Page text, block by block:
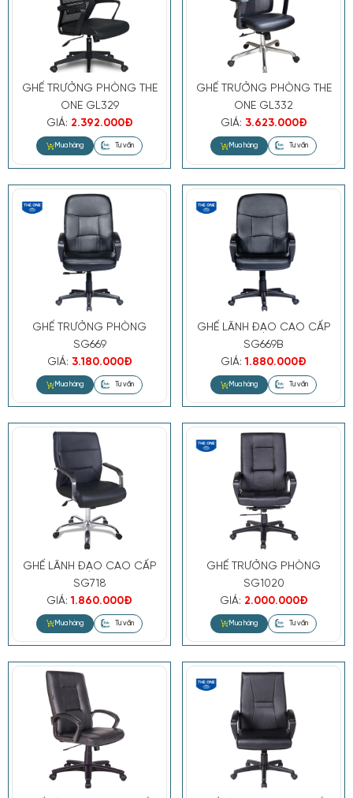
GHẾ TRƯỞNG PHÒNG THE
ONE GL329
GIÁ: 2.392.000Đ
GHẾ TRƯỞNG PHÒNG THE
ONE GL332
GIÁ: 3.623.000Đ
GHẾ TRƯỞNG PHÒNG
SG669
GIÁ: 3.180.000Đ
GHẾ LÃNH ĐẠO CAO CẤP
SG669B
GIÁ:1.880.000Đ
GHẾ LÃNH ĐẠO CAO CẤP
SG718
GIÁ:1.860.000Đ
GHẾ TRƯỞNG PHÒNG
SG1020
GIÁ: 2.000.000Đ